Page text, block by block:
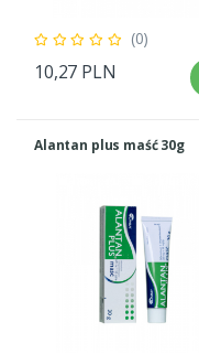
(0)
10,27 PLN
Alantan plus maść 30g